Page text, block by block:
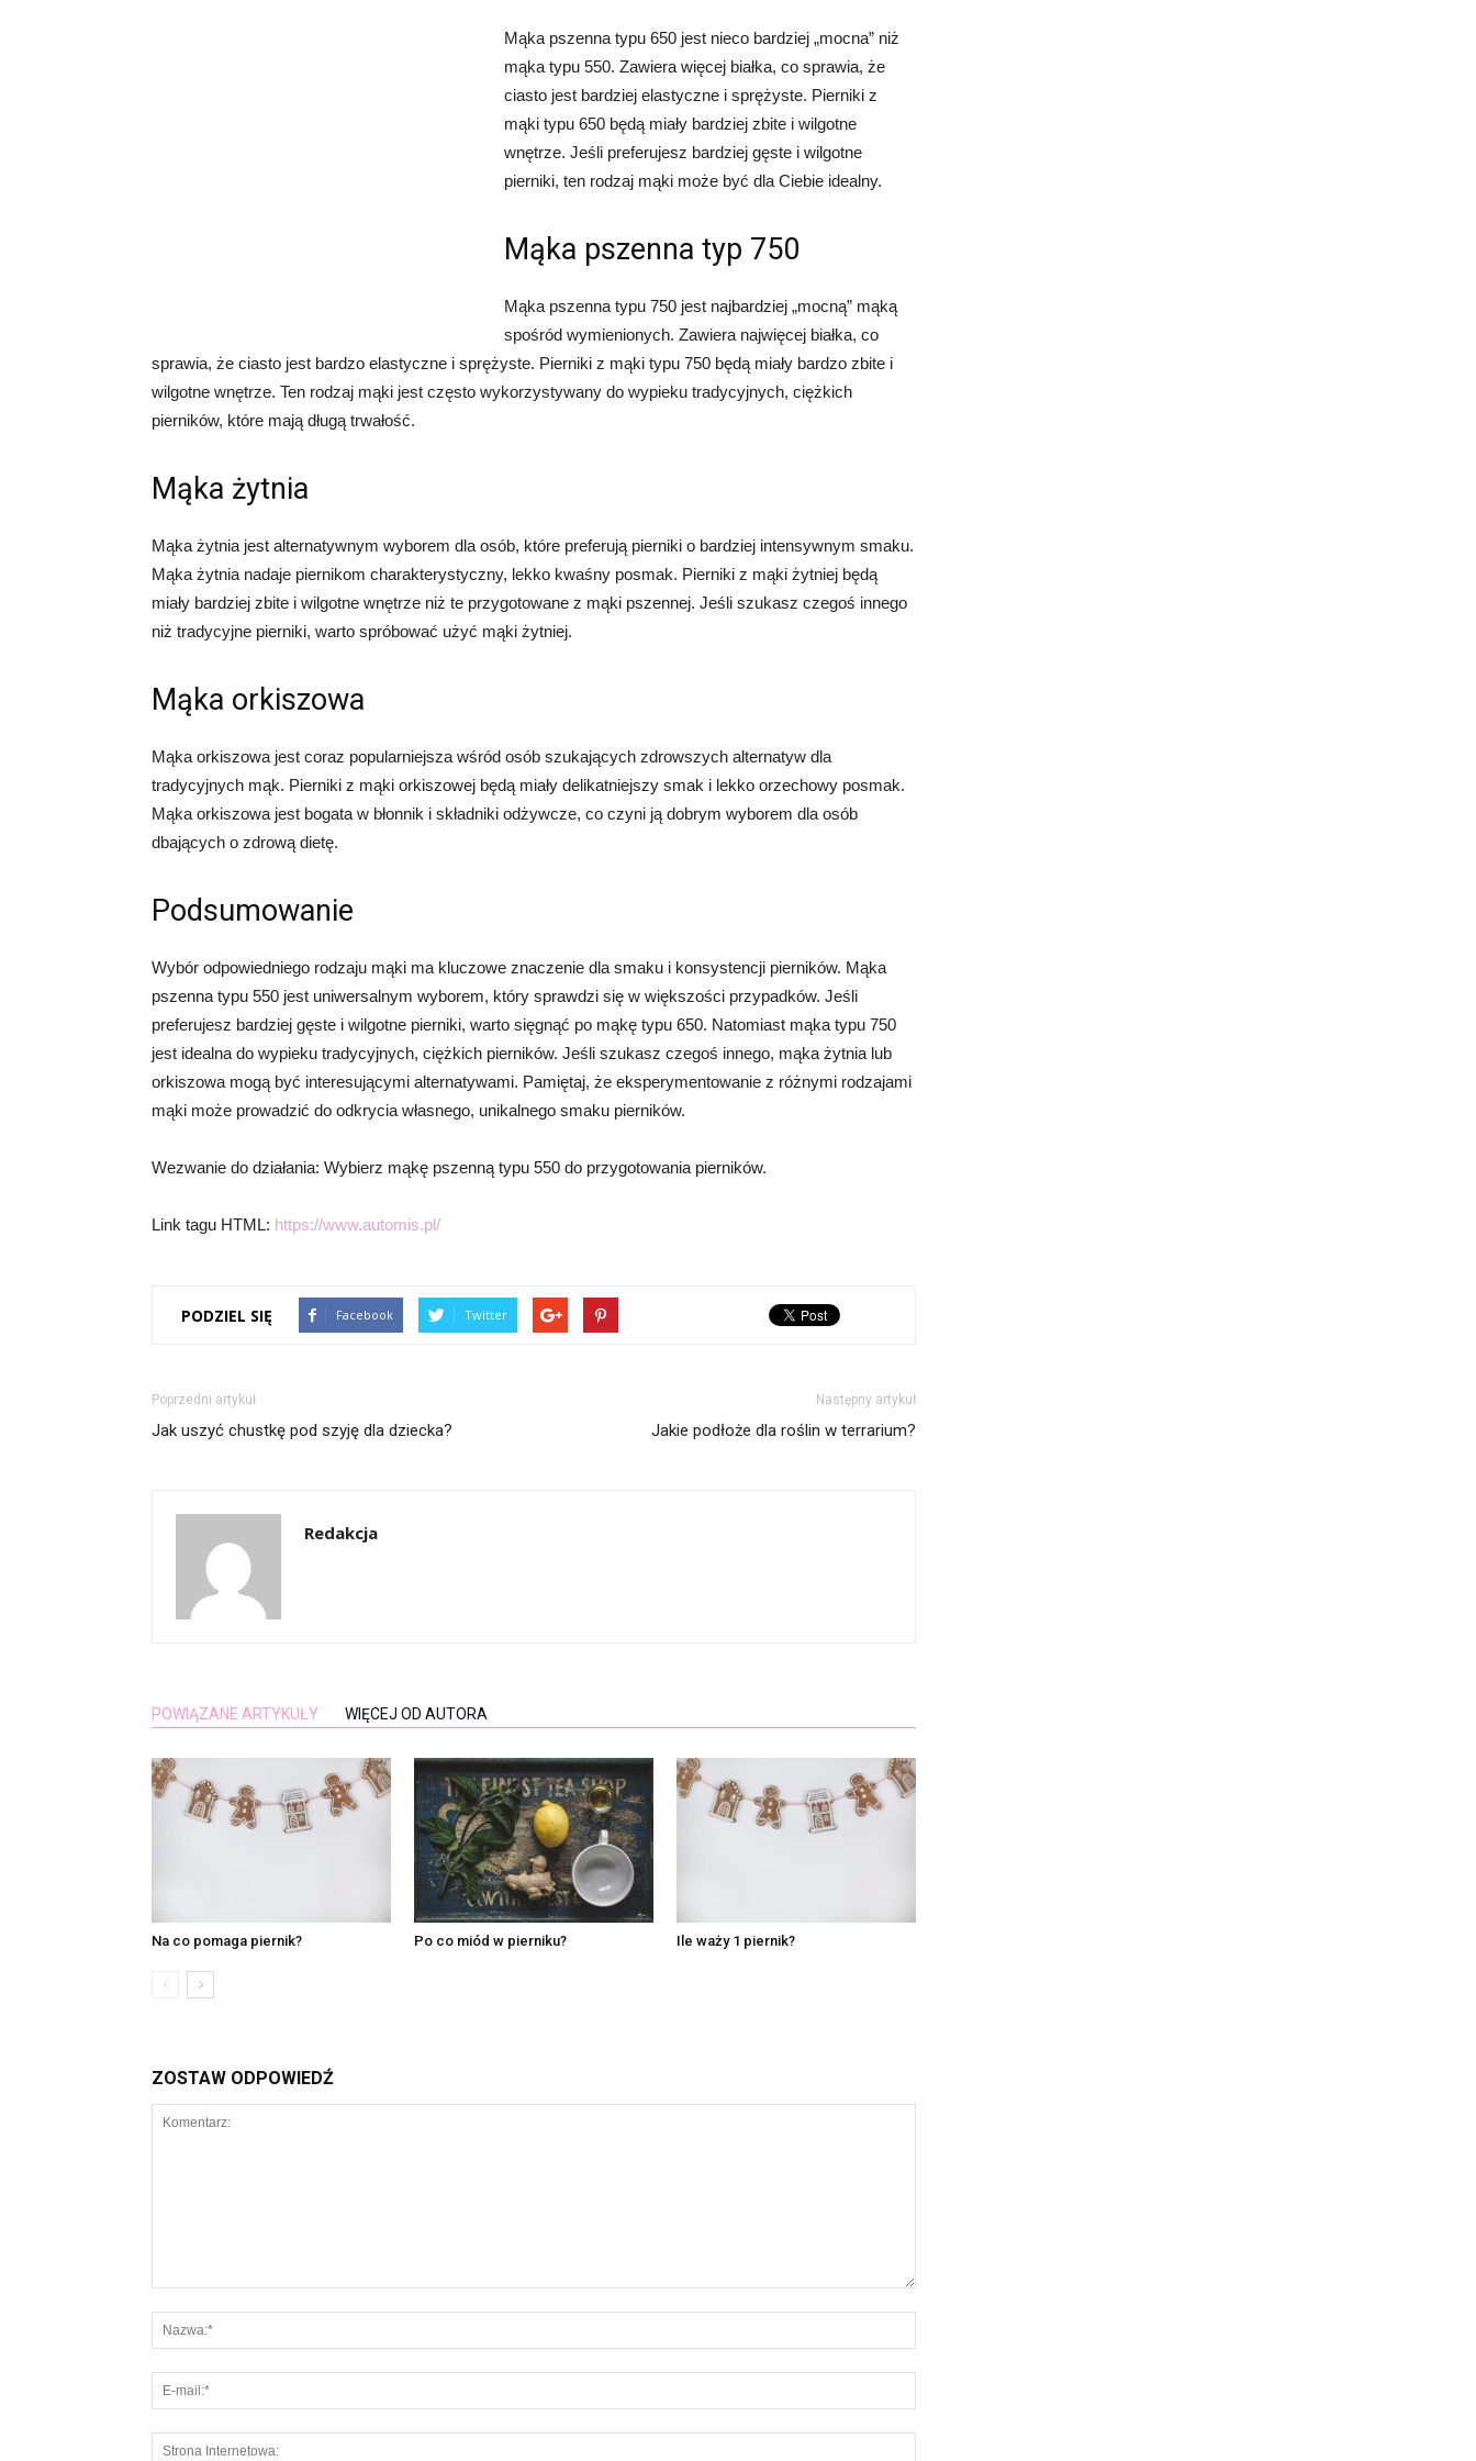
Mąka pszenna typu 650 jest nieco bardziej „mocna” niż
mąka typu 550. Zawiera więcej białka, co sprawia, że
ciasto jest bardziej elastyczne i sprężyste. Pierniki z
mąki typu 650 będą miały bardziej zbite i wilgotne
wnętrze. Jeśli preferujesz bardziej gęste i wilgotne
pierniki, ten rodzaj mąki może być dla Ciebie idealny.
Mąka pszenna typ 750
Mąka pszenna typu 750 jest najbardziej „mocną” mąką
spośród wymienionych. Zawiera najwięcej białka, co
sprawia, że ciasto jest bardzo elastyczne i sprężyste. Pierniki z mąki typu 750 będą miały bardzo zbite i
wilgotne wnętrze. Ten rodzaj mąki jest często wykorzystywany do wypieku tradycyjnych, ciężkich
pierników, które mają długą trwałość.
Mąka żytnia
Mąka żytnia jest alternatywnym wyborem dla osób, które preferują pierniki o bardziej intensywnym smaku.
Mąka żytnia nadaje piernikom charakterystyczny, lekko kwaśny posmak. Pierniki z mąki żytniej będą
miały bardziej zbite i wilgotne wnętrze niż te przygotowane z mąki pszennej. Jeśli szukasz czegoś innego
niż tradycyjne pierniki, warto spróbować użyć mąki żytniej.
Mąka orkiszowa
Mąka orkiszowa jest coraz popularniejsza wśród osób szukających zdrowszych alternatyw dla
tradycyjnych mąk. Pierniki z mąki orkiszowej będą miały delikatniejszy smak i lekko orzechowy posmak.
Mąka orkiszowa jest bogata w błonnik i składniki odżywcze, co czyni ją dobrym wyborem dla osób
dbających o zdrową dietę.
Podsumowanie
Wybór odpowiedniego rodzaju mąki ma kluczowe znaczenie dla smaku i konsystencji pierników. Mąka
pszenna typu 550 jest uniwersalnym wyborem, który sprawdzi się w większości przypadków. Jeśli
preferujesz bardziej gęste i wilgotne pierniki, warto sięgnąć po mąkę typu 650. Natomiast mąka typu 750
jest idealna do wypieku tradycyjnych, ciężkich pierników. Jeśli szukasz czegoś innego, mąka żytnia lub
orkiszowa mogą być interesującymi alternatywami. Pamiętaj, że eksperymentowanie z różnymi rodzajami
mąki może prowadzić do odkrycia własnego, unikalnego smaku pierników.
Wezwanie do działania: Wybierz mąkę pszenną typu 550 do przygotowania pierników.
Link tagu HTML: https://www.automis.pl/
PODZIEL SIĘ Facebook Twitter
Poprzedni artykuł
Jak uszyć chustkę pod szyję dla dziecka?
Następny artykuł
Jakie podłoże dla roślin w terrarium?
Redakcja
POWIĄZANE ARTYKUŁY WIĘCEJ OD AUTORA
Na co pomaga piernik? Po co miód w pierniku? Ile waży 1 piernik?
ZOSTAW ODPOWIEDŹ